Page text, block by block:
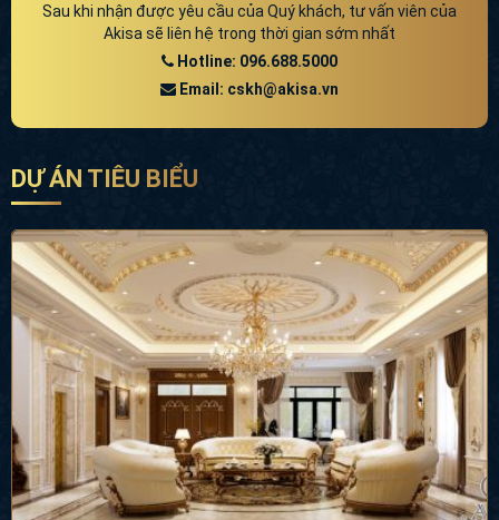
Sau khi nhận được yêu cầu của Quý khách, tư vấn viên của
Akisa sẽ liên hệ trong thời gian sớm nhất
Hotline: 096.688.5000
Email: cskh@akisa.vn
DỰ ÁN TIÊU BIỂU